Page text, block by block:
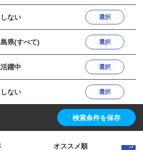
ない 選択
県(すべて) 選択
躍中 選択
ない 選択
検索条件を保存